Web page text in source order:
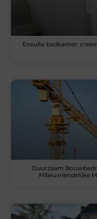
Ensuite badkamer:
Duurzaam
Milieuvriendelijke